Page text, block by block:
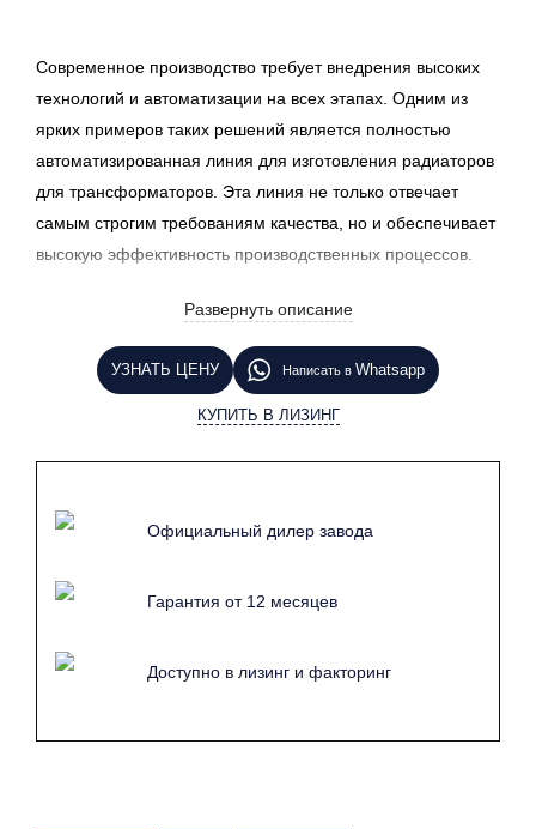
Современное производство требует внедрения высоких
технологий и автоматизации на всех этапах. Одним из
ярких примеров таких решений является полностью
автоматизированная линия для изготовления радиаторов
для трансформаторов. Эта линия не только отвечает
самым строгим требованиям качества, но и обеспечивает
высокую эффективность производственных процессов.
производства радиаторов с разнообразными
параметрами и расстояниями между центрами патрубков.
Это позволяет адаптироваться к различным требованиям
клиентов и производить радиаторы, соответствующие
функциональность и позволяет производить радиаторы
для различных типов трансформаторов.
Качество является одним из ключевых факторов,
рынке. Автоматизированная линия для производства
радиаторов оснащена современным оборудованием,
процессов. Использование высокоточных измерительных
Развернуть описание
УЗНАТЬ ЦЕНУ Написать в Whatsapp
КУПИТЬ В ЛИЗИНГ
Официальный дилер завода
Гарантия от 12 месяцев
Доступно в лизинг и факторинг